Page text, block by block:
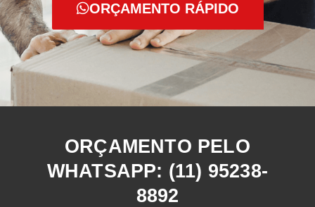
ORÇAMENTO RÁPIDO
ORÇAMENTO PELO
WHATSAPP: (11) 95238-
8892